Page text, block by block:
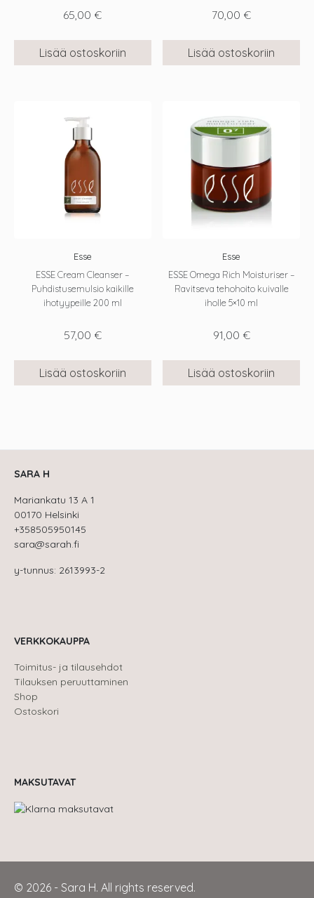
65,00 €
Lisää ostoskoriin
70,00 €
Lisää ostoskoriin
Esse
ESSE Cream Cleanser –
Puhdistusemulsio kaikille
ihotyypeille 200 ml
57,00 €
Lisää ostoskoriin
Esse
ESSE Omega Rich Moisturiser –
Ravitseva tehohoito kuivalle
iholle 5×10 ml
91,00 €
Lisää ostoskoriin
SARA H
Mariankatu 13 A 1
00170 Helsinki
+358505950145
sara@sarah.fi
y-tunnus: 2613993-2
VERKKOKAUPPA
Toimitus- ja tilausehdot
Tilauksen peruuttaminen
Shop
Ostoskori
MAKSUTAVAT
© 2026 - Sara H. All rights reserved.